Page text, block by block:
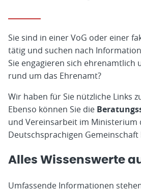
Sie sind in einer VoG oder einer
tätig und suchen nach
Sie engagieren sich ehrenamtlich
rund um das Ehrenamt?
Wir haben für Sie nützliche Links
Ebenso können Sie die
und Vereinsarbeit im Ministerium
Deutschsprachigen
Alles Wissenswerte
Umfassende Informationen